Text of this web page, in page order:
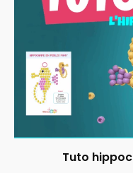
Tuto